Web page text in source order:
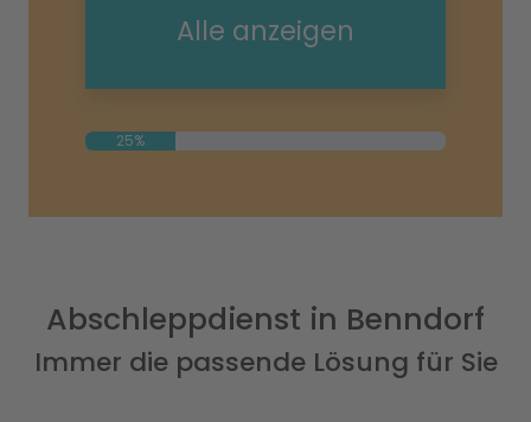
Alle anzeigen
25%
Abschleppdienst in Benndorf
Immer die passende Lösung für Sie